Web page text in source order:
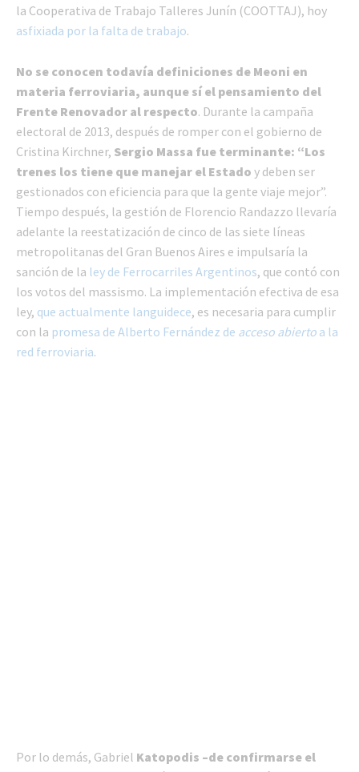
la Cooperativa de Trabajo Talleres Junín (COOTTAJ), hoy
asfixiada por la falta de trabajo.
No se conocen todavía definiciones de Meoni en
materia ferroviaria, aunque sí el pensamiento del
Frente Renovador al respecto. Durante la campaña
electoral de 2013, después de romper con el gobierno de
Cristina Kirchner, Sergio Massa fue terminante: “Los
trenes los tiene que manejar el Estado y deben ser
gestionados con eficiencia para que la gente viaje mejor”.
Tiempo después, la gestión de Florencio Randazzo llevaría
adelante la reestatización de cinco de las siete líneas
metropolitanas del Gran Buenos Aires e impulsaría la
sanción de la ley de Ferrocarriles Argentinos, que contó con
los votos del massismo. La implementación efectiva de esa
ley, que actualmente languidece, es necesaria para cumplir
con la promesa de Alberto Fernández de acceso abierto a la
red ferroviaria.
Por lo demás, Gabriel Katopodis –de confirmarse el